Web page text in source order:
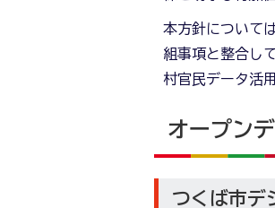
本方針について
組事項と整合し
村官民データ活
オープン
つくば市デ